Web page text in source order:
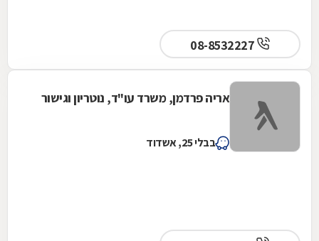
אריה פרדמן, משרד עו"ד, נוטריון וגישור
בבלי 25, אשדוד